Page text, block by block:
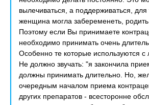
вылечиваться, а поддерживаться, для
женщина могла забеременеть, родить
Поэтому если Вы принимаете
необходимо принимать очень
Особенно те которые используются с
Не должно звучать: "я закончила
должны принимать длительно. Но,
очередным началом приема
других препаратов - всесторонне